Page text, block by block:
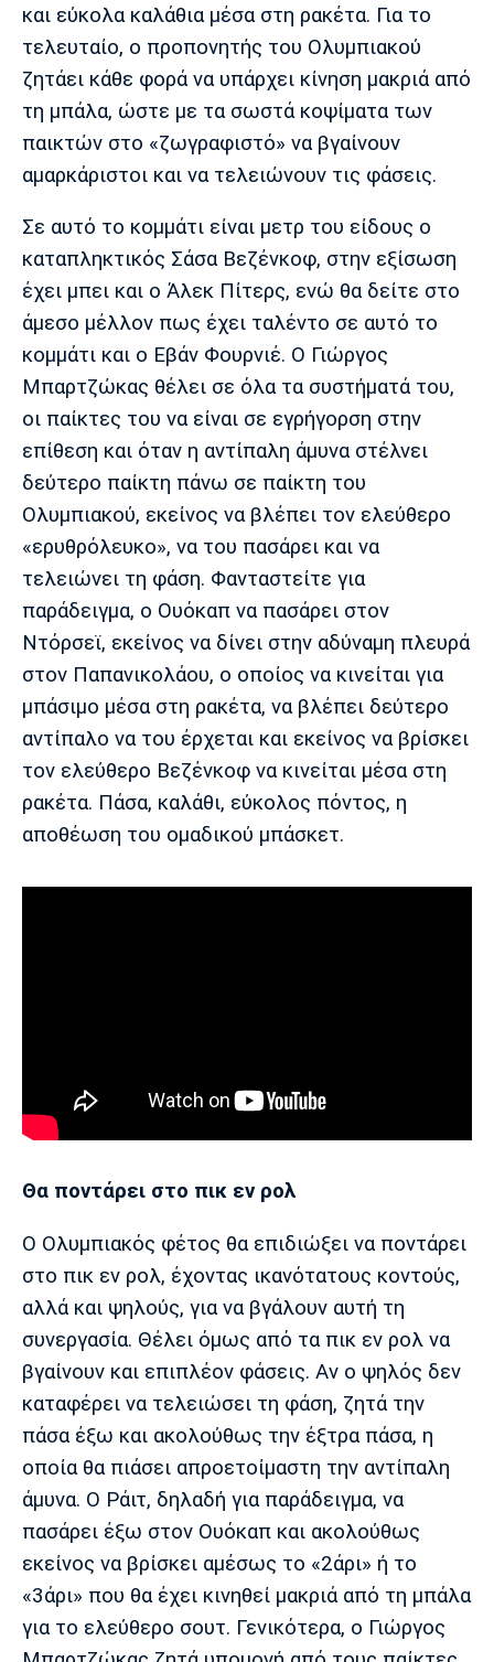
και εύκολα καλάθια μέσα στη ρακέτα. Για το
τελευταίο, ο προπονητής του Ολυμπιακού
ζητάει κάθε φορά να υπάρχει κίνηση μακριά από
τη μπάλα, ώστε με τα σωστά κοψίματα των
παικτών στο «ζωγραφιστό» να βγαίνουν
αμαρκάριστοι και να τελειώνουν τις φάσεις.
Σε αυτό το κομμάτι είναι μετρ του είδους ο
καταπληκτικός Σάσα Βεζένκοφ, στην εξίσωση
έχει μπει και ο Άλεκ Πίτερς, ενώ θα δείτε στο
άμεσο μέλλον πως έχει ταλέντο σε αυτό το
κομμάτι και ο Εβάν Φουρνιέ. Ο Γιώργος
Μπαρτζώκας θέλει σε όλα τα συστήματά του,
οι παίκτες του να είναι σε εγρήγορση στην
επίθεση και όταν η αντίπαλη άμυνα στέλνει
δεύτερο παίκτη πάνω σε παίκτη του
Ολυμπιακού, εκείνος να βλέπει τον ελεύθερο
«ερυθρόλευκο», να του πασάρει και να
τελειώνει τη φάση. Φανταστείτε για
παράδειγμα, ο Ουόκαπ να πασάρει στον
Ντόρσεϊ, εκείνος να δίνει στην αδύναμη πλευρά
στον Παπανικολάου, ο οποίος να κινείται για
μπάσιμο μέσα στη ρακέτα, να βλέπει δεύτερο
αντίπαλο να του έρχεται και εκείνος να βρίσκει
τον ελεύθερο Βεζένκοφ να κινείται μέσα στη
ρακέτα. Πάσα, καλάθι, εύκολος πόντος, η
αποθέωση του ομαδικού μπάσκετ.
Θα ποντάρει στο πικ εν ρολ
Ο Ολυμπιακός φέτος θα επιδιώξει να ποντάρει
στο πικ εν ρολ, έχοντας ικανότατους κοντούς,
αλλά και ψηλούς, για να βγάλουν αυτή τη
συνεργασία. Θέλει όμως από τα πικ εν ρολ να
βγαίνουν και επιπλέον φάσεις. Αν ο ψηλός δεν
καταφέρει να τελειώσει τη φάση, ζητά την
πάσα έξω και ακολούθως την έξτρα πάσα, η
οποία θα πιάσει απροετοίμαστη την αντίπαλη
άμυνα. Ο Ράιτ, δηλαδή για παράδειγμα, να
πασάρει έξω στον Ουόκαπ και ακολούθως
εκείνος να βρίσκει αμέσως το «2άρι» ή το
«3άρι» που θα έχει κινηθεί μακριά από τη μπάλα
για το ελεύθερο σουτ. Γενικότερα, ο Γιώργος